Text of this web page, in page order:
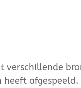
verschillende
heeft afgespeeld.